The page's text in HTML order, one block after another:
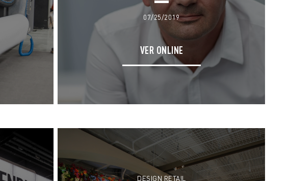
07/25/2019
VER ONLINE
DESIGN RETAIL